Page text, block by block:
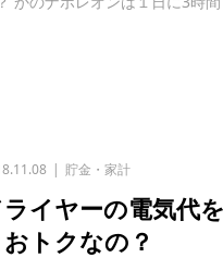
貯金・家計
ライヤーの電気代
おトクなの？